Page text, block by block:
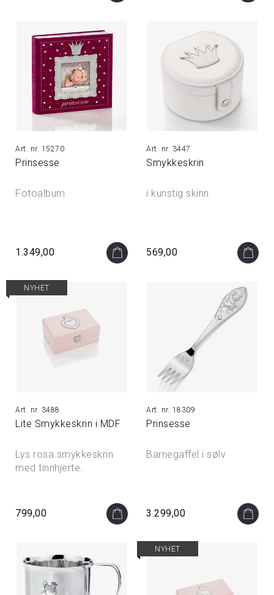
15270
Prinsesse
Fotoalbum
1.349,00
3447
Smykkeskrin
i kunstig skinn
569,00
NYHET
3488
Lite Smykkeskrin i MDF
Lys rosa smykkeskrin
med tinnhjerte.
799,00
18309
Prinsesse
Barnegaffel i sølv
3.299,00
NYHET